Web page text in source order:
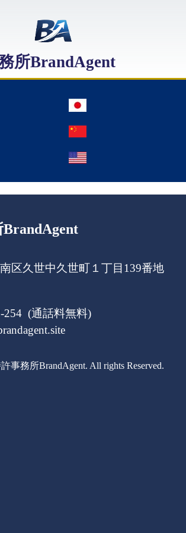
所BrandAgent
区久世中久世町１丁目139番地
254 (通話料無料)
事務所BrandAgent. All rights Reserved.